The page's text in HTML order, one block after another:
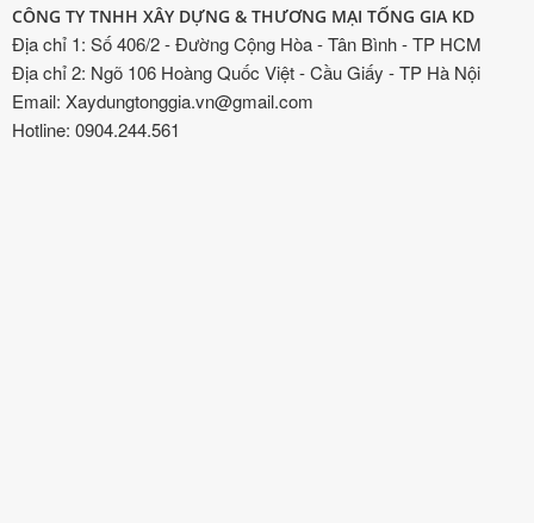
CÔNG TY TNHH XÂY DỰNG & THƯƠNG MẠI TỐNG GIA KD
Địa chỉ 1: Số 406/2 - Đường Cộng Hòa - Tân Bình - TP HCM
Địa chỉ 2: Ngõ 106 Hoàng Quốc Việt - Cầu Giấy - TP Hà Nội
Email: Xaydungtonggia.vn@gmail.com
Hotline: 0904.244.561